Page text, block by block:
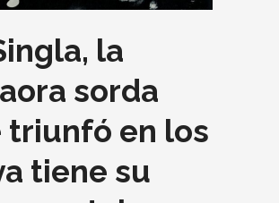
la
sorda
triunfó en los
tiene su